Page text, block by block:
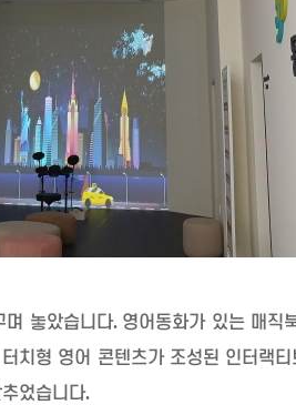
며 놓았습니다. 영어동화가 있는 매직
치형 영어 콘텐츠가 조성된 인터랙
었습니다.